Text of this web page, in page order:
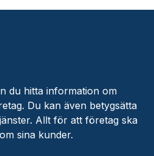
du hitta information om
Du kan även betygsätta
Allt för att företag ska
sina kunder.